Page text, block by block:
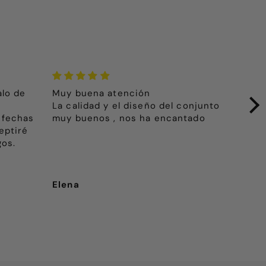
de
Muy buena atención
La calidad y el diseño del conjunto
muy buenos , nos ha encantado
Elena